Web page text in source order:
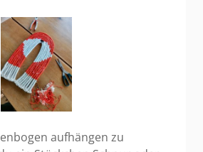
aufhängen zu